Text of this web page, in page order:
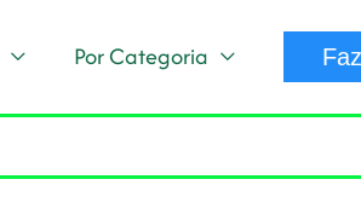
Por Categoria